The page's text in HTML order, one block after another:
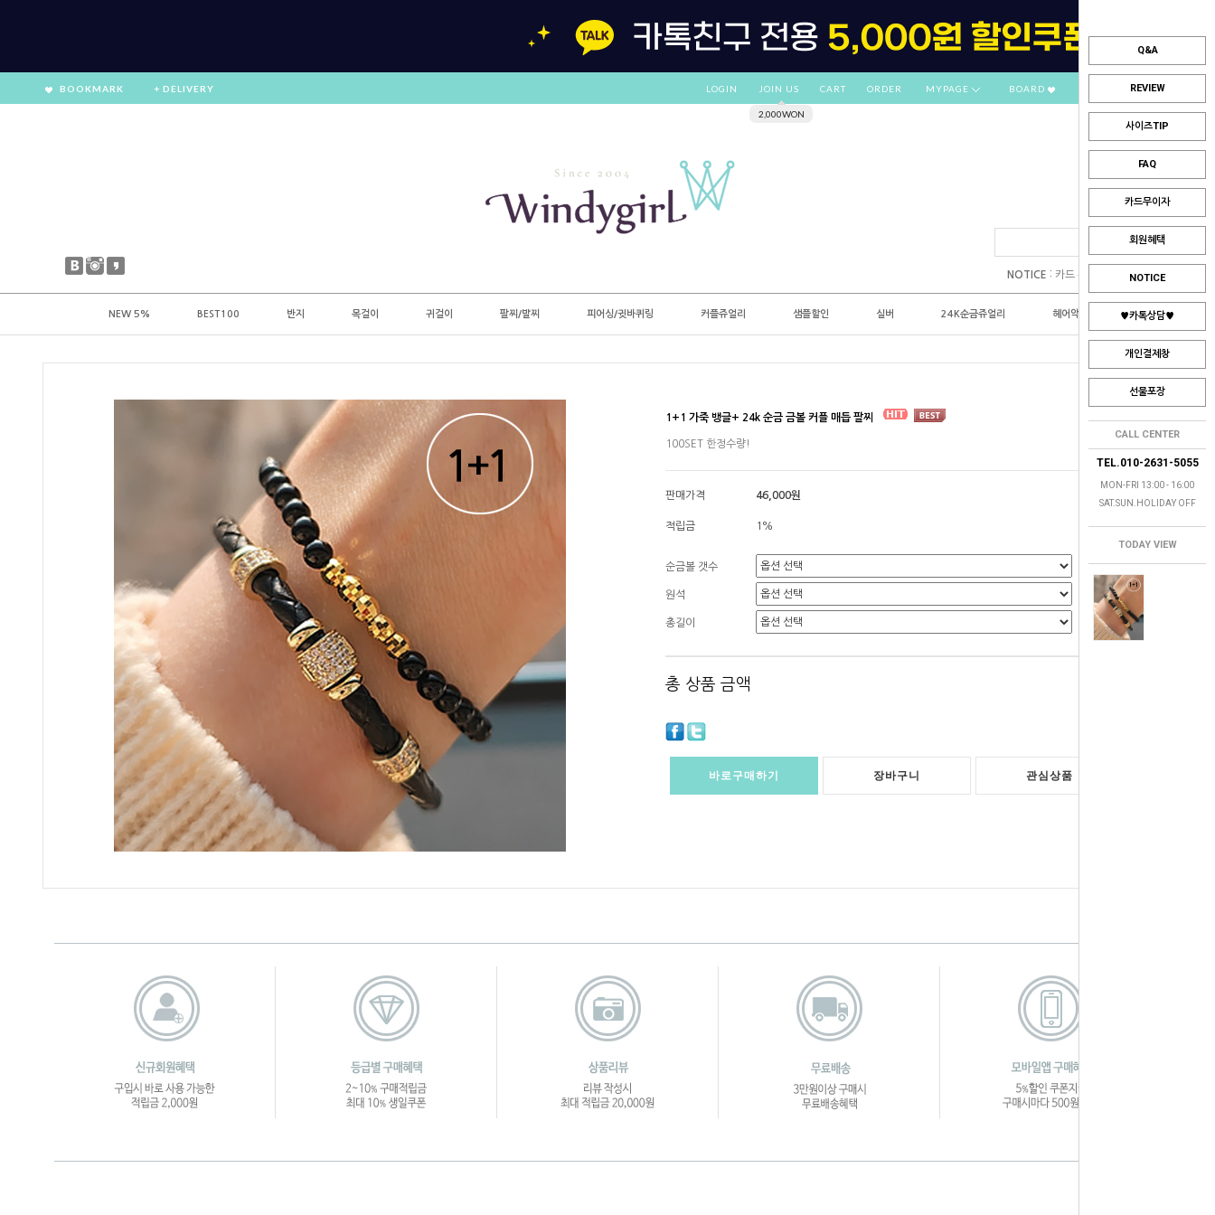
Q&A
REVIEW
사이즈TIP
FAQ
카드무이자
회원혜택
NOTICE
♥카톡상담♥
개인결제창
선물포장
CALL CENTER
TEL.010-2631-5055
MON-FRI 13:00 - 16:00
SAT.SUN.HOLIDAY OFF
TODAY VIEW
BOOKMARK + DELIVERY LOGIN JOIN US
2,000WON
CART ORDER MYPAGE BOARD
NOTICE : 카드 부분무이자 안내
NEW 5% BEST100 반지 목걸이 귀걸이 팔찌/발찌 피어싱/귓바퀴링 커플쥬얼리 샘플할인 실버 24K순금쥬얼리 헤어악세사리
1+1 가죽 뱅글+ 24k 순금 금볼 커플 매듭 팔찌
100SET 한정수량!
판매가격 46,000원
적립금 1%
순금볼 갯수
원석
총길이
총 상품 금액
바로구매하기 장바구니 관심상품